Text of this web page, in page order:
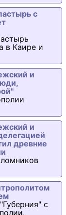
с
в Каире и
и
и
древние
с